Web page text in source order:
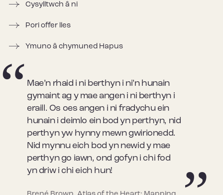
Cysylltwch â ni
Pori offer lles
Ymuno â chymuned Hapus
Mae’n rhaid i ni berthyn i ni’n hunain
gymaint ag y mae angen i ni berthyn i
eraill. Os oes angen i ni fradychu ein
hunain i deimlo ein bod yn perthyn, nid
perthyn yw hynny mewn gwirionedd.
Nid mynnu eich bod yn newid y mae
perthyn go iawn, ond gofyn i chi fod
yn driw i chi eich hun!